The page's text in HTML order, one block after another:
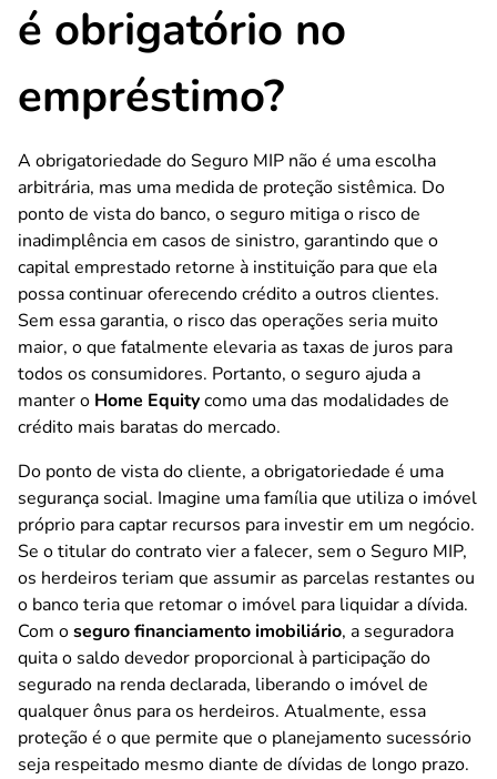
é obrigatório no
empréstimo?
A obrigatoriedade do Seguro MIP não é uma escolha
arbitrária, mas uma medida de proteção sistêmica. Do
ponto de vista do banco, o seguro mitiga o risco de
inadimplência em casos de sinistro, garantindo que o
capital emprestado retorne à instituição para que ela
possa continuar oferecendo crédito a outros clientes.
Sem essa garantia, o risco das operações seria muito
maior, o que fatalmente elevaria as taxas de juros para
todos os consumidores. Portanto, o seguro ajuda a
manter o Home Equitycomo uma das modalidades de
crédito mais baratas do mercado.
Do ponto de vista do cliente, a obrigatoriedade é uma
segurança social. Imagine uma família que utiliza o imóvel
próprio para captar recursos para investir em um negócio.
Se o titular do contrato vier a falecer, sem o Seguro MIP,
os herdeiros teriam que assumir as parcelas restantes ou
o banco teria que retomar o imóvel para liquidar a dívida.
Com oseguro financiamento imobiliário, a seguradora
quita o saldo devedor proporcional à participação do
segurado na renda declarada, liberando o imóvel de
qualquer ônus para os herdeiros. Atualmente, essa
proteção é o que permite que o planejamento sucessório
seja respeitado mesmo diante de dívidas de longo prazo.